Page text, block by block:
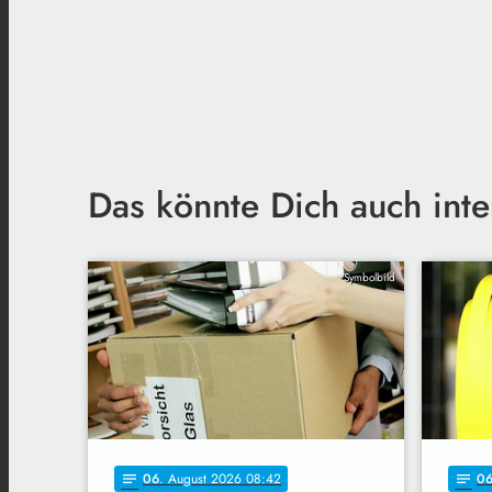
Das könnte Dich auch
Symbolbild
notes 06. August 2026 08:42 notes 06